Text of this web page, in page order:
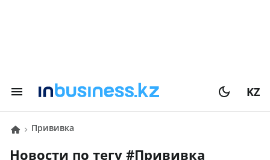
KZ
Прививка
Новости по тегу # Прививка